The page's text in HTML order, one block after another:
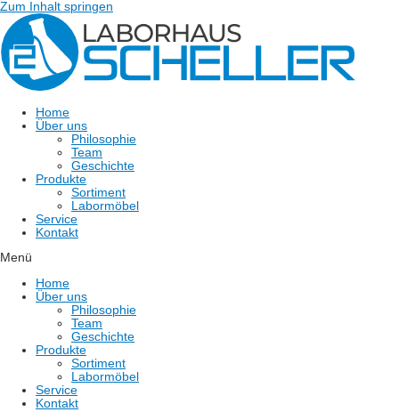
Zum Inhalt springen
Home
Über uns
Philosophie
Team
Geschichte
Produkte
Sortiment
Labormöbel
Service
Kontakt
Menü
Home
Über uns
Philosophie
Team
Geschichte
Produkte
Sortiment
Labormöbel
Service
Kontakt